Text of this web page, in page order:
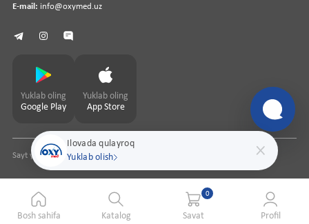
Ilovada qulayroq
Yuklab olish
E-mail: info@oxymed.uz
Yuklab oling
Google Play
Yuklab oling
App Store
Sayt yaratuvchipharmit.uz
Bosh sahifa Katalog
0
Savat Profil